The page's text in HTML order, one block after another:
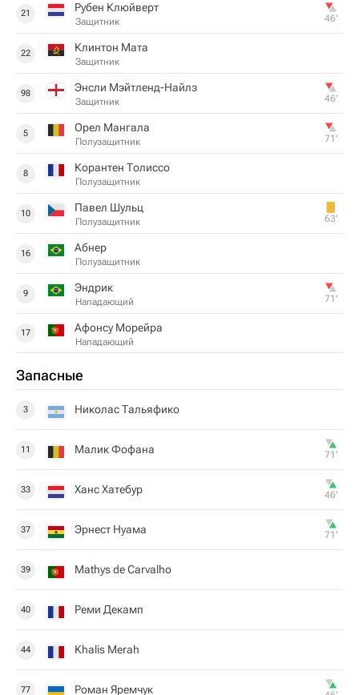
21 Рубен Клюйверт
Защитник 46‎’‎
22 Клинтон Мата
Защитник
98 Энсли Мэйтленд-Найлз
Защитник 46‎’‎
5 Орел Мангала
Полузащитник 71‎’‎
8 Корантен Толиссо
Полузащитник
10 Павел Шульц
Полузащитник 63‎’‎
16 Абнер
Полузащитник
9 Эндрик
Нападающий 71‎’‎
17 Афонсу Морейра
Нападающий
Запасные
3 Николас Тальяфико
11 Малик Фофана 71‎’‎
33 Ханс Хатебур 46‎’‎
37 Эрнест Нуама 71‎’‎
39 Mathys de Carvalho
40 Реми Декамп
44 Khalis Merah
77 Роман Яремчук